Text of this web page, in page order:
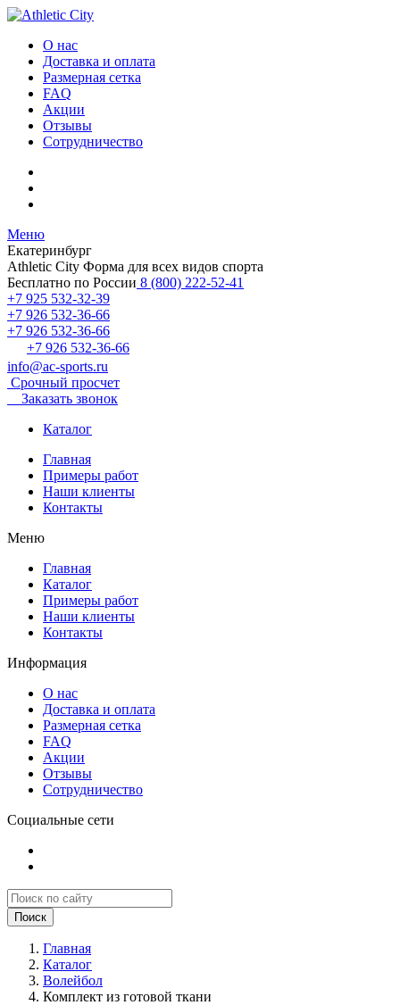
О нас
Доставка и оплата
Размерная сетка
FAQ
Акции
Отзывы
Сотрудничество
Меню
Екатеринбург
Athletic City Форма для всех видов спорта
Бесплатно по России 8 (800) 222-52-41
+7 925 532-32-39
+7 926 532-36-66
+7 926 532-36-66
+7 926 532-36-66
info@ac-sports.ru
Срочный просчет
Заказать звонок
Каталог
Главная
Примеры работ
Наши клиенты
Контакты
Меню
Главная
Каталог
Примеры работ
Наши клиенты
Контакты
Информация
О нас
Доставка и оплата
Размерная сетка
FAQ
Акции
Отзывы
Сотрудничество
Социальные сети
Поиск
Главная
Каталог
Волейбол
Комплект из готовой ткани